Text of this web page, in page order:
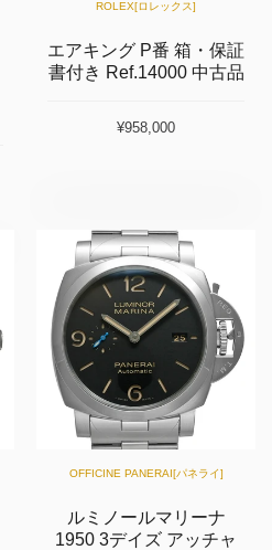
ROLEX[ロレックス]
エアキング P番 箱・保証
書付き Ref.14000 中古品
¥958,000
OFFICINE PANERAI[パネライ]
ルミノールマリーナ
1950 3デイズ アッチャ